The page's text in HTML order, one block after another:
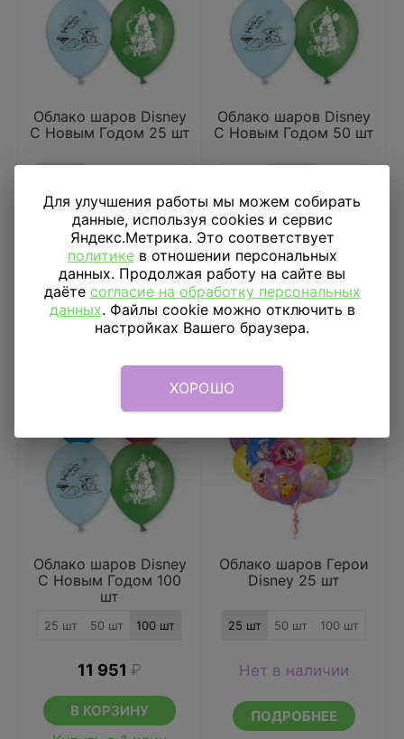
Облако шаров Disney
С Новым Годом 25 шт
3 450 ₽
В КОРЗИНУ
Купить в 1 клик
Облако шаров Disney
С Новым Годом 50 шт
6 960₽
В КОРЗИНУ
Купить в 1 клик
Облако шаров Disney
С Новым Годом 100
шт
25 шт 50 шт 100 шт
11 951 ₽
В КОРЗИНУ
Облако шаров Герои
Disney 25 шт
25 шт 50 шт 100 шт
Нет в наличии
ПОДРОБНЕЕ
Для улучшения работы мы можем собирать
данные, используя cookies и сервис
Яндекс.Метрика. Это соответствует
политикев отношении персональных
данных. Продолжая работу на сайте вы
даёте согласие на обработку персональных
данных. Файлы cookie можно отключить в
настройках Вашего браузера.
ХОРОШО